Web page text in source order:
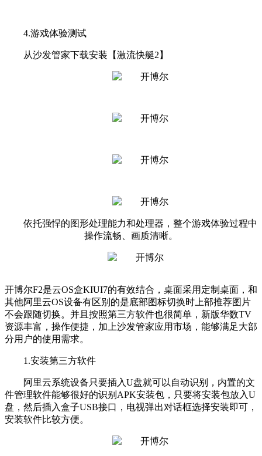
4.游戏体验测试
从沙发管家下载安装【激流快艇2】
依托强悍的图形处理能力和处理器，整个游戏体验过程中
操作流畅、画质清晰。
开博尔F2是云OS盒KIUI7的有效结合，桌面采用定制桌面，和
其他阿里云OS设备有区别的是底部图标切换时上部推荐图片
不会跟随切换。并且按照第三方软件也很简单，新版华数TV
资源丰富，操作便捷，加上沙发管家应用市场，能够满足大部
分用户的使用需求。
1.安装第三方软件
阿里云系统设备只要插入U盘就可以自动识别，内置的文
件管理软件能够很好的识别APK安装包，只要将安装包放入U
盘，然后插入盒子USB接口，电视弹出对话框选择安装即可，
安装软件比较方便。